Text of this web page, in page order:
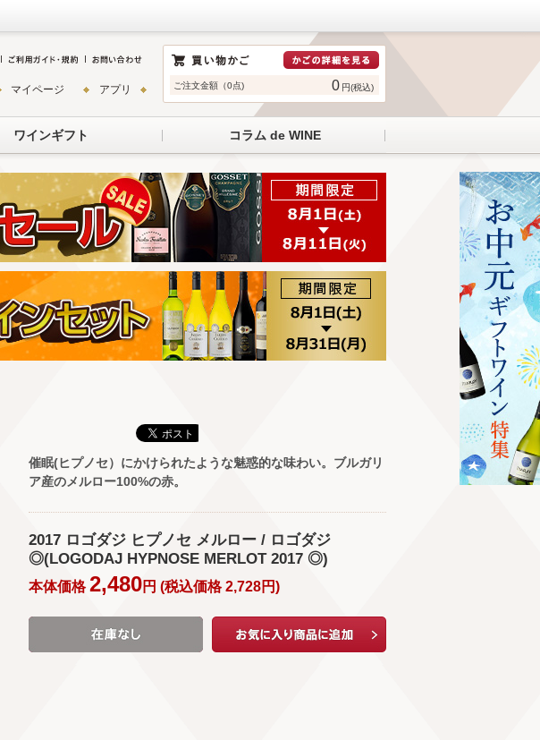
ご注文金額（0点) 0 円(税込)
マイページ アプリ
ワインギフト コラム de WINE
催眠(ヒプノセ）にかけられたような魅惑的な味わい。ブルガリ
ア産のメルロー100%の赤。
2017 ロゴダジ ヒプノセ メルロー / ロゴダジ
◎(LOGODAJ HYPNOSE MERLOT 2017 ◎)
本体価格2,480円 (税込価格2,728円)